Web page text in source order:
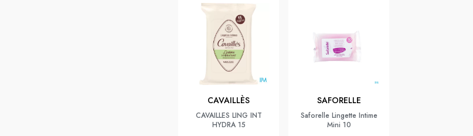
CAVAILLÈS
CAVAILLES LING INT
HYDRA 15
SAFORELLE
Saforelle Lingette Intime
Mini 10